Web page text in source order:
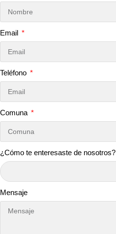
Email
Teléfono
Comuna
¿Cómo te enteresaste de nosotros?
Mensaje